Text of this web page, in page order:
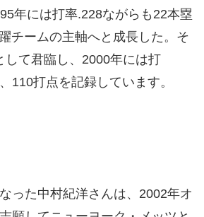
年には打率.228ながらも22本塁
チームの主軸へと成長した。そ
して君臨し、2000年には打
110打点を記録しています。
った中村紀洋さんは、2002年オ